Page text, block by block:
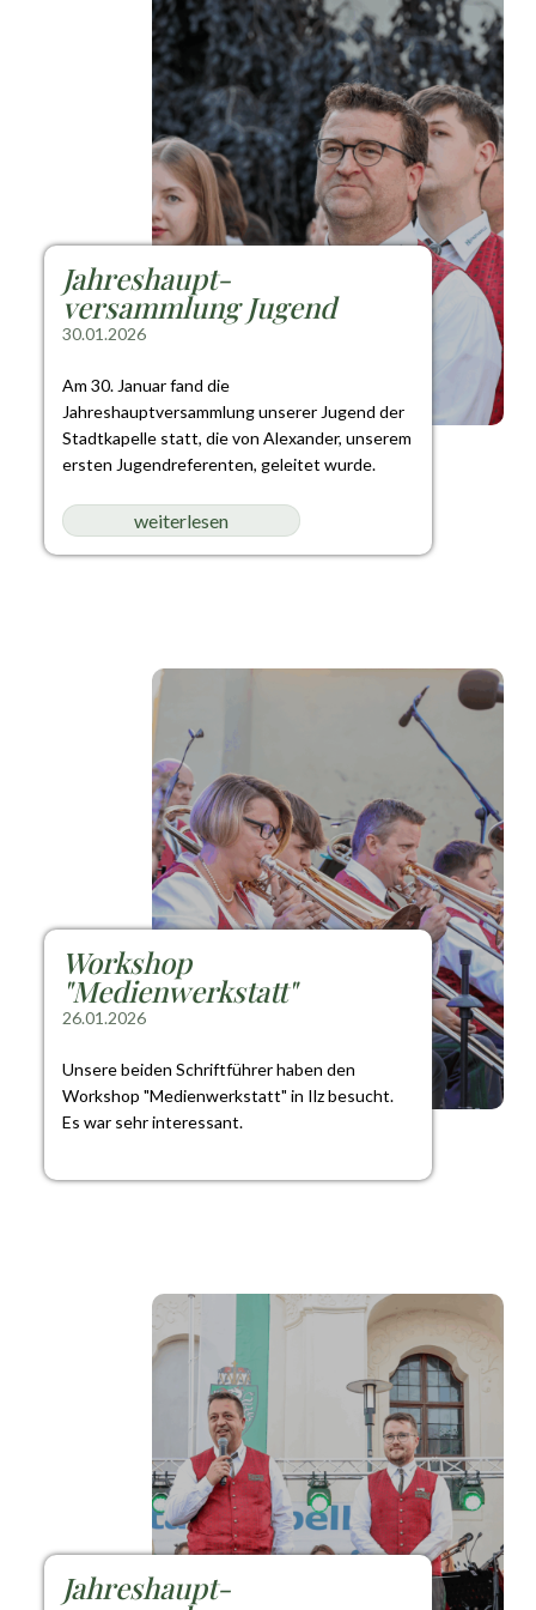
Jahreshaupt-
versammlung Jugend
30.01.2026
Am 30. Januar fand die
Jahreshauptversammlung unserer Jugend der
Stadtkapelle statt, die von Alexander, unserem
ersten Jugendreferenten, geleitet wurde.
weiterlesen
Workshop
"Medienwerkstatt"
26.01.2026
Unsere beiden Schriftführer haben den
Workshop "Medienwerkstatt" in Ilz besucht.
Es war sehr interessant.
Jahreshaupt-